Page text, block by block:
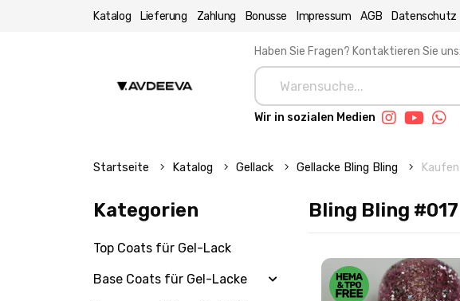
Katalog Lieferung Zahlung Bonusse Impressum AGB Datenschutz
Haben Sie Fragen? Kontaktieren Sie uns:
Wir in sozialen Medien
Startseite Katalog Gellack Gellacke Bling Bling
Kategorien
Top Coats für Gel-Lack
Base Coats für Gel-Lacke
Bling Bling